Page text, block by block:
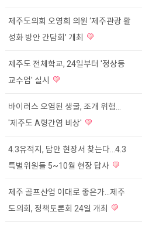
제주도의회 오영희 의원 ‘제주관광 활
성화 방안 간담회’ 개최
제주도 전체학교, 24일부터 '정상등
교수업' 실시
바이러스 오염된 생굴, 조개 위험...
'제주도 A형간염 비상'
4.3유적지, 답안 현장서 찾는다...4.3
특별위원들 5~10월 현장 답사
제주 골프산업 이대로 좋은가...제주
도의회, 정책토론회 24일 개최